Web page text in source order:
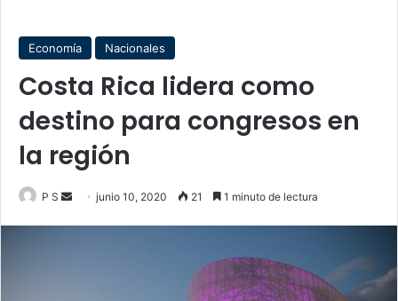
Economía Nacionales
Costa Rica lidera como
destino para congresos en
la región
P S
Sendjunio 10, 2020 21 1 minuto de lectura